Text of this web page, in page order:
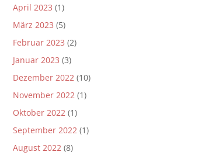
April 2023 (1)
März 2023 (5)
Februar 2023 (2)
Januar 2023 (3)
Dezember 2022 (10)
November 2022 (1)
Oktober 2022 (1)
September 2022 (1)
August 2022 (8)